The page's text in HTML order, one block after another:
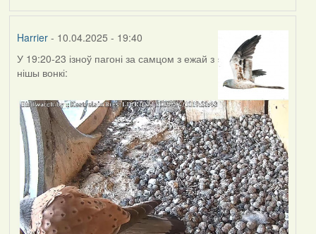
Harrier- 10.04.2025 - 19:40
У 19:20-23 ізноў пагоні за самцом з ежай з
нішы вонкі: